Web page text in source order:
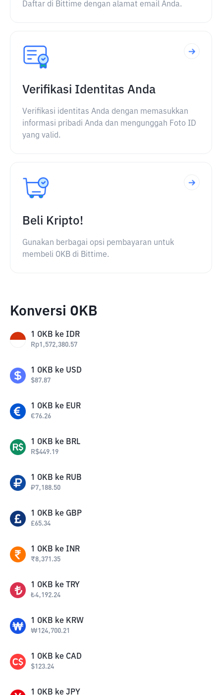
Daftar di Bittime dengan alamat email Anda.
Verifikasi Identitas Anda
Verifikasi identitas Anda dengan memasukkan
informasi pribadi Anda dan mengunggah Foto ID
yang valid.
Beli Kripto!
Gunakan berbagai opsi pembayaran untuk
membeli OKB di Bittime.
Konversi OKB
1 OKB ke IDR
Rp1,572,380.57
1 OKB ke USD
$87.87
1 OKB ke EUR
€76.26
1 OKB ke BRL
R$449.19
1 OKB ke RUB
₽7,188.50
1 OKB ke GBP
£65.34
1 OKB ke INR
₹8,371.35
1 OKB ke TRY
₺4,192.24
1 OKB ke KRW
₩124,700.21
1 OKB ke CAD
$123.24
1 OKB ke JPY